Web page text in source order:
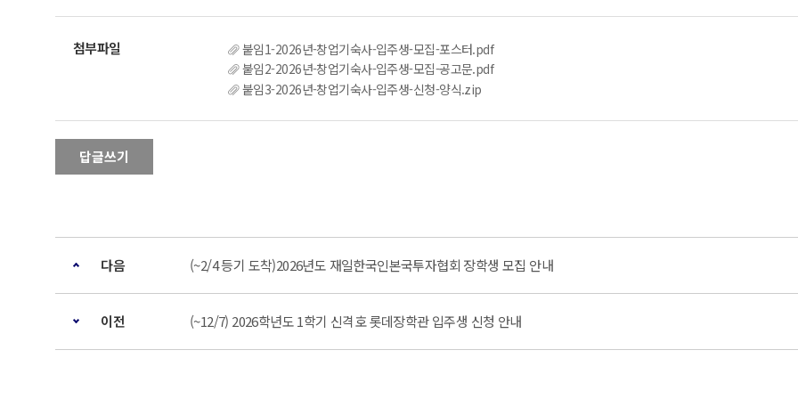
붙임1-2026년-창업기숙사-입주생-모집-포스터.pdf
붙임2-2026년-창업기숙사-입주생-모집-공고문.pdf
붙임3-2026년-창업기숙사-입주생-신청-양식.zip
답글쓰기
다음 (~2/4 등기 도착)2026년도 재일한국인본국투자협회 장학생 모집 안내
이전 (~12/7) 2026학년도 1학기 신격호 롯데장학관 입주생 신청 안내